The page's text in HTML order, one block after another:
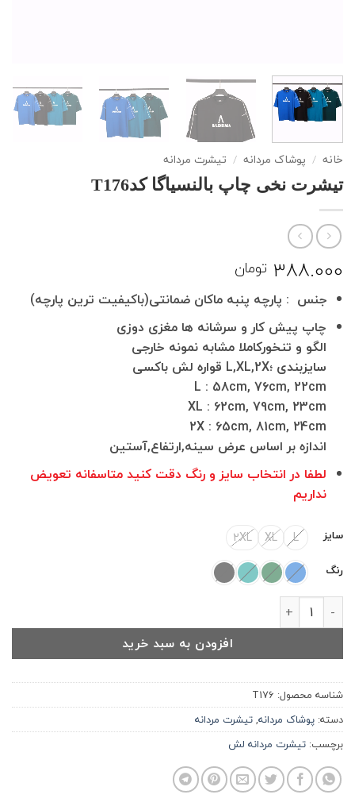
خانه / پوشاک مردانه / تیشرت مردانه
تیشرت نخی چاپ بالنسیاگا کدT176
388.000 تومان
جنس : پارچه پنبه ماکان ضمانتی(باکیفیت ترین پارچه)
چاپ پیش کار و سرشانه ها مغزی دوزی
الگو و تنخورکاملا مشابه نمونه خارجی
سایزبندی ؛L,XL,2X قواره لش باکسی
L : 58cm, 76cm, 22cm
XL : 62cm, 79cm, 23cm
2X : 65cm, 81cm, 24cm
اندازه بر اساس عرض سینه,ارتفاع,آستین
لطفا در انتخاب سایز و رنگ دقت کنید متاسفانه تعویض
نداریم
سایز L
XL
2XL
رنگ
تیشرت نخی چاپ بالنسیاگا کدT176 عدد
افزودن به سبد خرید
شناسه محصول: T176
دسته: پوشاک مردانه,تیشرت مردانه
برچسب: تیشرت مردانه لش